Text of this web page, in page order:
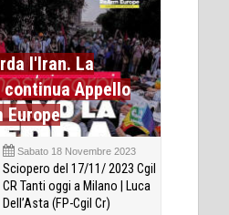
l'Iran. La
Appello
Europe
Sabato 18 Novembre 2023
Sciopero del 17/11/ 2023 Cgil
CR Tanti oggi a Milano | Luca
Dell’Asta (FP-Cgil Cr)